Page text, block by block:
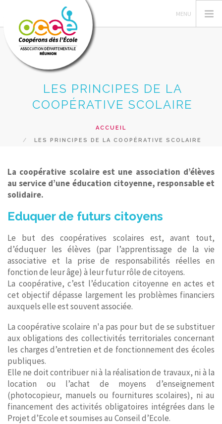
FEDERATION OCCE
OCCE REUNION
PRETS ET VENTES
RECHERCHER
LES PRINCIPES DE LA
COOPÉRATIVE SCOLAIRE
ACCUEIL
LES PRINCIPES DE LA COOPÉRATIVE SCOLAIRE
La coopérative scolaire est une association d’élèves
au service d’une éducation citoyenne, responsable et
solidaire.
Eduquer de futurs citoyens
Le but des coopératives scolaires est, avant tout,
d’éduquer les élèves (par l’apprentissage de la vie
associative et la prise de responsabilités réelles en
fonction de leur âge) à leur futur rôle de citoyens.
La coopérative, c’est l’éducation citoyenne en actes et
cet objectif dépasse largement les problèmes financiers
auxquels elle est souvent associée.
La coopérative scolaire n'a pas pour but de se substituer
aux obligations des collectivités territoriales concernant
les charges d’entretien et de fonctionnement des écoles
publiques.
Elle ne doit contribuer ni à la réalisation de travaux, ni à la
location ou l’achat de moyens d’enseignement
(photocopieur, manuels ou fournitures scolaires), ni au
financement des activités obligatoires intégrées dans le
Projet d’Ecole et soumises au Conseil d’Ecole.